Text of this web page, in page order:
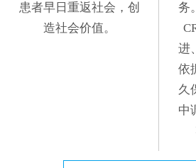
患者早日重返社会，创
造社会价值。
务
进
依
久
中